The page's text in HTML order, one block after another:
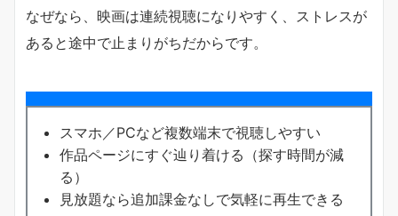
なぜなら、映画は連続視聴になりやすく、ストレスが
あると途中で止まりがちだからです。
スマホ／PCなど複数端末で視聴しやすい
作品ページにすぐ辿り着ける（探す時間が減
る）
見放題なら追加課金なしで気軽に再生できる